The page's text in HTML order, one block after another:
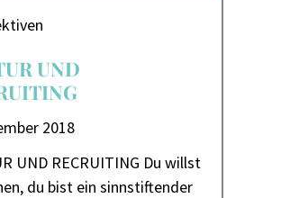
2018
UND
UND RECRUITING Du willst
du bist ein sinnstiftender